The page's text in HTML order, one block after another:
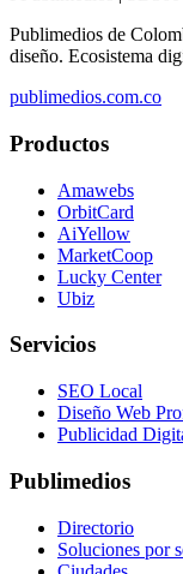
Publimedios de
diseño. Ecosistema
publimedios.com.co
Productos
Amawebs
OrbitCard
AiYellow
MarketCoop
Lucky Center
Ubiz
Servicios
SEO Local
Diseño Web
Publicidad
Publimedios
Directorio
Soluciones por